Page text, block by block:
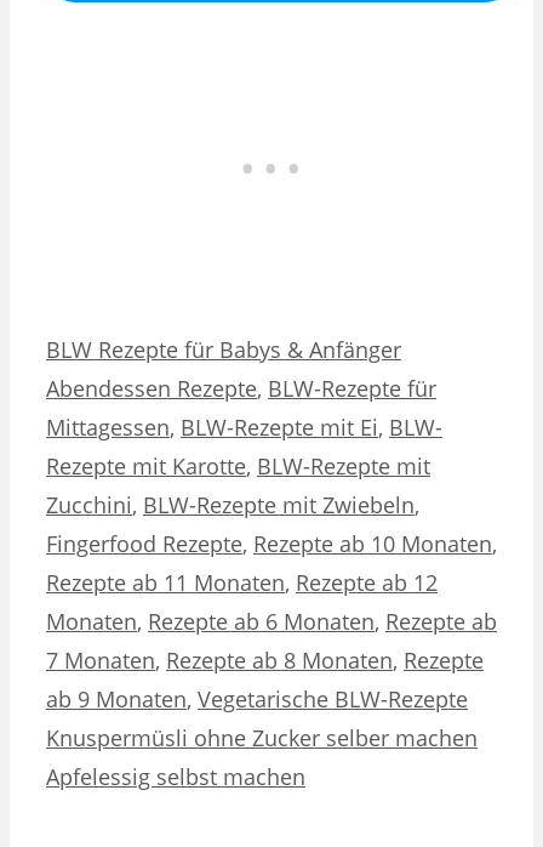
Kategorien
BLW Rezepte für Babys & AnfängerSchlagwörter
Abendessen Rezepte, BLW-Rezepte für
Mittagessen, BLW-Rezepte mit Ei, BLW-
Rezepte mit Karotte, BLW-Rezepte mit
Zucchini, BLW-Rezepte mit Zwiebeln,
Fingerfood Rezepte, Rezepte ab 10 Monaten,
Rezepte ab 11 Monaten, Rezepte ab 12
Monaten, Rezepte ab 6 Monaten, Rezepte ab
7 Monaten, Rezepte ab 8 Monaten, Rezepte
ab 9 Monaten, Vegetarische BLW-Rezepte
Knuspermüsli ohne Zucker selber machen
Apfelessig selbst machen